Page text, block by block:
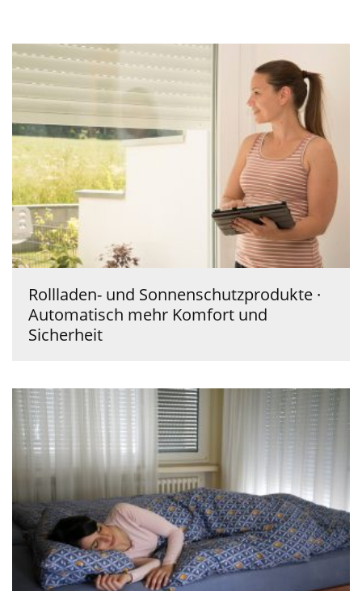
Rollladen- und Sonnenschutzprodukte ·
Automatisch mehr Komfort und
Sicherheit